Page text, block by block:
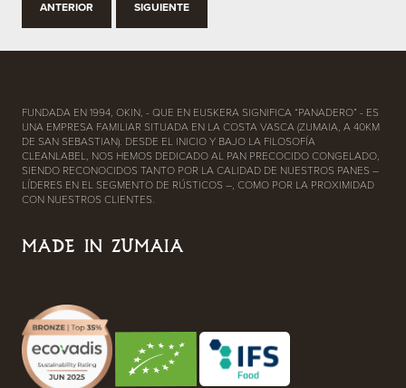
ANTERIOR SIGUIENTE
FUNDADA EN 1994, OKIN, - QUE EN EUSKERA SIGNIFICA “PANADERO” - ES
UNA EMPRESA FAMILIAR SITUADA EN LA COSTA VASCA (ZUMAIA, A 40KM
DE SAN SEBASTIAN). DESDE EL INICIO Y BAJO LA FILOSOFÍA
CLEANLABEL, NOS HEMOS DEDICADO AL PAN PRECOCIDO CONGELADO,
SIENDO RECONOCIDOS TANTO POR LA CALIDAD DE NUESTROS PANES –
LÍDERES EN EL SEGMENTO DE RÚSTICOS –, COMO POR LA PROXIMIDAD
CON NUESTROS CLIENTES.
MADE IN ZUMAIA